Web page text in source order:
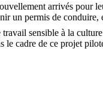
arrivés pour
un permis de conduire,
sensible à la
cadre de ce projet